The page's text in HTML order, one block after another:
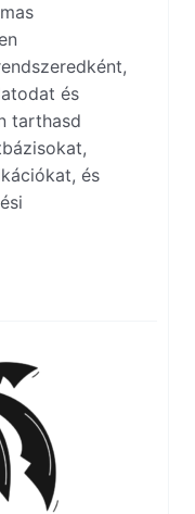
és
tarthasd
és